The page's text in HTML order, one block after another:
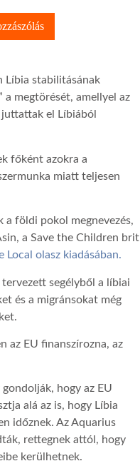
Líbia stabilitásának
a megtörését, amellyel az
el Líbiából
főként azokra a
miatt teljesen
a földi pokol megnevezés,
a Save the Children brit
Local olasz kiadásában.
segélyből a líbiai
és a migránsokat még
az EU finanszírozna, az
hogy az EU
alá az is, hogy Líbia
időznek. Az Aquarius
rettegnek attól, hogy
kerülhetnek.